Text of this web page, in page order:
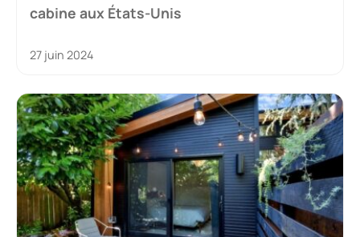
cabine aux États-Unis
27 juin 2024